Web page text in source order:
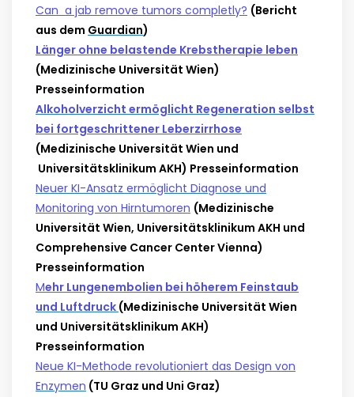
Can a jab remove tumors completly? (Bericht
aus dem Guardian)
Länger ohne belastende Krebstherapie leben
(Medizinische Universität Wien)
Presseinformation
Alkoholverzicht ermöglicht Regeneration selbst
bei fortgeschrittener Leberzirrhose
(Medizinische Universität Wien und
Universitätsklinikum AKH) Presseinformation
Neuer KI-Ansatz ermöglicht Diagnose und
Monitoring von Hirntumoren (Medizinische
Universität Wien, Universitätsklinikum AKH und
Comprehensive Cancer Center Vienna)
Presseinformation
Mehr Lungenembolien bei höherem Feinstaub
und Luftdruck (Medizinische Universität Wien
und Universitätsklinikum AKH)
Presseinformation
Neue KI-Methode revolutioniert das Design von
Enzymen (TU Graz und Uni Graz)